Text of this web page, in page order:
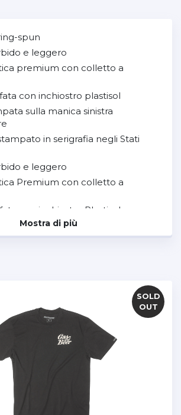
spun
e leggero
premium con colletto a
con inchiostro plastisol
sulla manica sinistra
in serigrafia negli Stati
e leggero
Premium con colletto a
con inchiostro Plastisol
Mostra di più
SOLD
OUT